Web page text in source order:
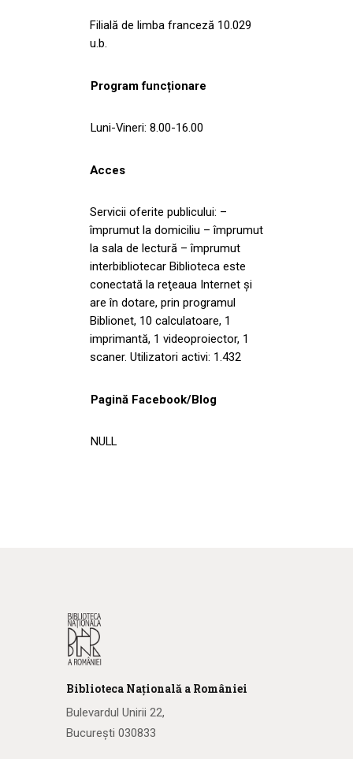
Filială de limba franceză 10.029
u.b.
Program funcționare
Luni-Vineri: 8.00-16.00
Acces
Servicii oferite publicului: –
împrumut la domiciliu – împrumut
la sala de lectură – împrumut
interbibliotecar Biblioteca este
conectată la reţeaua Internet şi
are în dotare, prin programul
Biblionet, 10 calculatoare, 1
imprimantă, 1 videoproiector, 1
scaner. Utilizatori activi: 1.432
Pagină Facebook/Blog
NULL
Biblioteca Națională a României
Bulevardul Unirii 22,
București 030833